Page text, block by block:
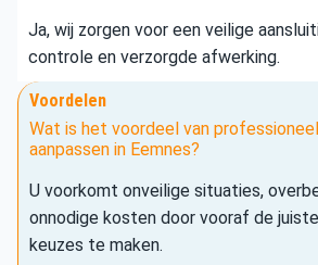
Ja, wij zorgen voor een veilige
controle en verzorgde afwerking.
Voordelen
Wat is het voordeel van
aanpassen in Eemnes?
U voorkomt onveilige situaties,
onnodige kosten door vooraf de
keuzes te maken.